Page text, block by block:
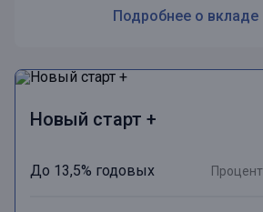
Подробнее о вкладе
Новый старт +
До 13,5% годовых